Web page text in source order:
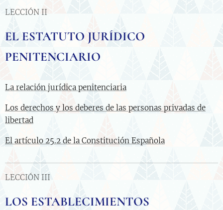
LECCIÓN II
EL ESTATUTO JURÍDICO
PENITENCIARIO
La relación jurídica penitenciaria
Los derechos y los deberes de las personas privadas de
libertad
El artículo 25.2 de la Constitución Española
LECCIÓN III
LOS ESTABLECIMIENTOS